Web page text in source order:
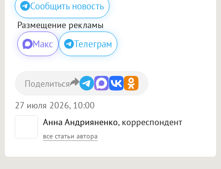
Сообщить новость
Размещение рекламы
Макс Телеграм
Анна Андрияненко, корреспондент
все статьи автора
27 июля 2026, 10:00
Поделиться